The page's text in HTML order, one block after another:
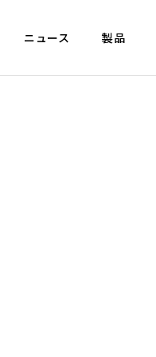
ニュース 製品